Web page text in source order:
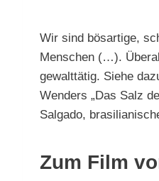
Wir sind bösartige,
Menschen (…).
gewalttätig. Siehe
Wenders „Das Salz
Salgado,
Zum Film